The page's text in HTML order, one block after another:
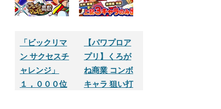
【パワプロサ
リ】
「ビックリマ
ン サクセスチ
ャレンジ」
１，０００位
【パワプロア
プリ】くろが
ね商業 コンボ
キャラ 狙い打